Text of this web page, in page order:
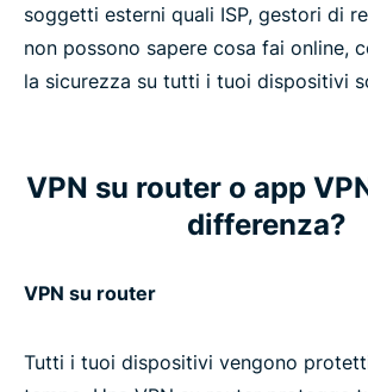
soggetti esterni quali ISP, gestori di
non possono sapere cosa fai online,
la sicurezza su tutti i tuoi dispositivi
VPN su router o app
differenza?
VPN su router
Tutti i tuoi dispositivi vengono